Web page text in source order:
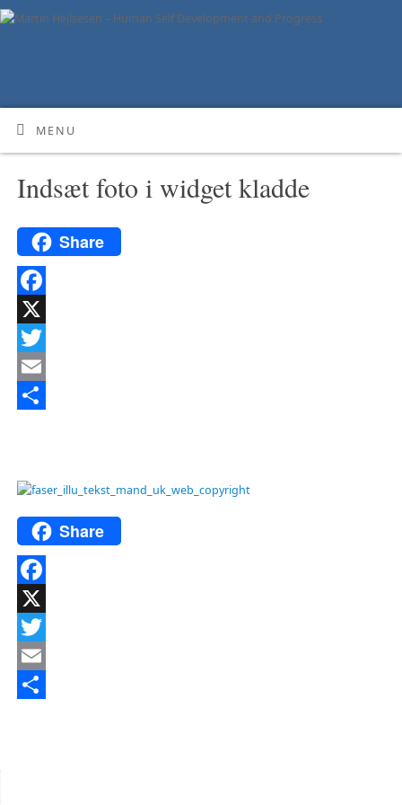
MENU
Indsæt foto i widget kladde
Share
Facebook
X
Twitter
Email
Share
Facebook
X
Twitter
Email